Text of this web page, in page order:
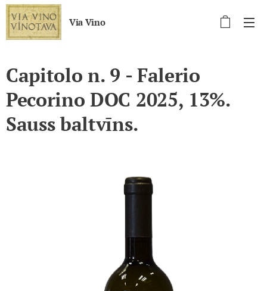
Via Vino
Capitolo n. 9 - Falerio
Pecorino DOC 2025, 13%.
Sauss baltvīns.